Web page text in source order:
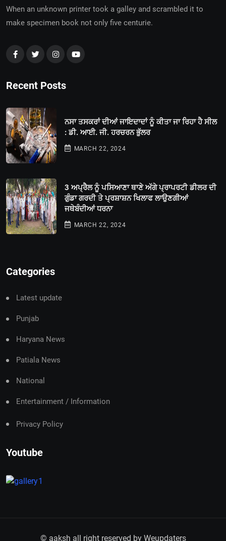
When an unknown printer took a galley and scrambled it to
make specimen book not only five centurie.
Recent Posts
ਨਸਾ ਤਸਕਰਾਂ ਦੀਆਂ ਜਾਇਦਾਦਾਂ ਨੂੰ ਕੀਤਾ ਜਾ ਰਿਹਾ ਹੈ ਸੀਲ
: ਡੀ. ਆਈ. ਜੀ. ਹਰਚਰਨ ਭੁੱਲਰ
MARCH 22, 2024
3 ਅਪ੍ਰੈਲ ਨੂੰ ਪਸਿਆਣਾ ਥਾਣੇ ਅੱਗੇ ਪ੍ਰਾਪਰਟੀ ਡੀਲਰ ਦੀ
ਗੁੰਡਾ ਗਰਦੀ ਤੇ ਪ੍ਰਸ਼ਾਸ਼ਨ ਖਿਲਾਫ ਲਾਉਣਗੀਆਂ
ਜਥੇਬੰਦੀਆਂ ਧਰਨਾ
MARCH 22, 2024
Categories
Latest update
Punjab
Haryana News
Patiala News
National
Entertainment / Information
Privacy Policy
Youtube
© aaksh all right reserved by Weupdaters